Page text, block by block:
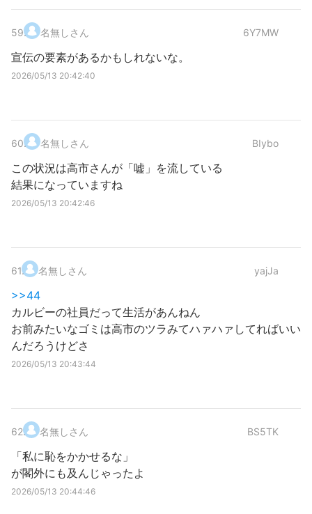
59. 名無しさん 6Y7MW
宣伝の要素があるかもしれないな。
2026/05/13 20:42:40
60. 名無しさん BIybo
この状況は高市さんが「嘘」を流している
結果になっていますね
2026/05/13 20:42:46
61. 名無しさん yajJa
>>44
カルビーの社員だって生活があんねん
お前みたいなゴミは高市のツラみてハァハァしてればいい
んだろうけどさ
2026/05/13 20:43:44
62. 名無しさん BS5TK
「私に恥をかかせるな」
が閣外にも及んじゃったよ
2026/05/13 20:44:46